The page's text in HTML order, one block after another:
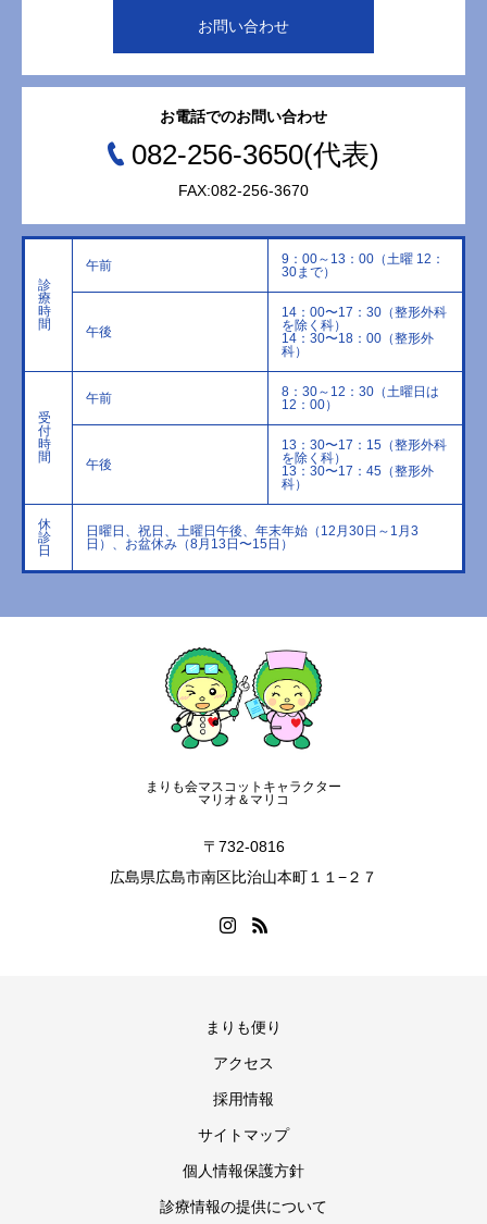
お問い合わせ
お電話でのお問い合わせ
082-256-3650(代表)
FAX:082-256-3670
診
療
時
間
午前
9：00～13：00（土曜 12：
30まで）
午後
14：00〜17：30（整形外科
を除く科）
14：30〜18：00（整形外
科）
受
付
時
間
午前
8：30～12：30（土曜日は
12：00）
午後
13：30〜17：15（整形外科
を除く科）
13：30〜17：45（整形外
科）
休
診
日
日曜日、祝日、土曜日午後、年末年始（12月30日～1月3
日）、お盆休み（8月13日〜15日）
まりも会マスコットキャラクター
マリオ＆マリコ
〒732-0816
広島県広島市南区比治山本町１１−２７
まりも便り
アクセス
採用情報
サイトマップ
個人情報保護方針
診療情報の提供について
よくあるご質問にお答えします